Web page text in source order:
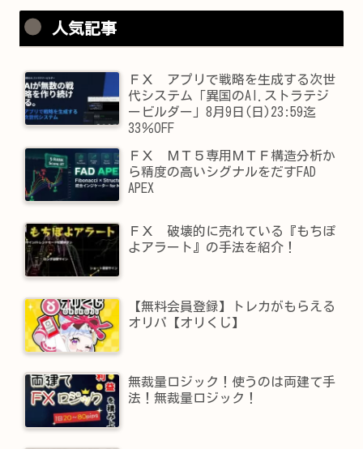
人気記事
ＦＸ アプリで戦略を生成する次世
代システム「異国のAI.ストラテジ
ービルダー」8月9日(日)23:59迄
33％OFF
ＦＸ ＭＴ５専用ＭＴＦ構造分析か
ら精度の高いシグナルをだすFAD
APEX
ＦＸ 破壊的に売れている『もちぽ
よアラート』の手法を紹介！
【無料会員登録】トレカがもらえる
オリパ【オリくじ】
無裁量ロジック！使うのは両建て手
法！無裁量ロジック！